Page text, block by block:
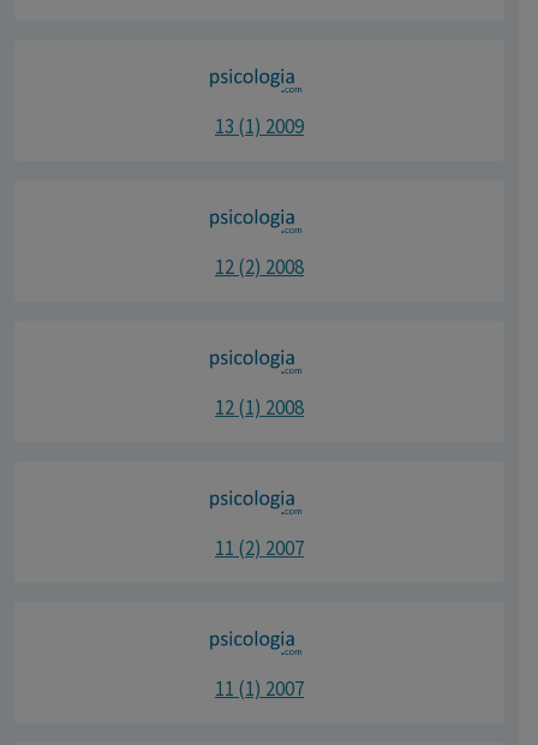
13 (1) 2009
12 (2) 2008
12 (1) 2008
11 (2) 2007
11 (1) 2007